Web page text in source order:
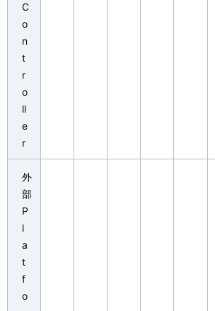
C
o
n
t
r
o
ll
e
r
外
部
P
l
a
t
f
o